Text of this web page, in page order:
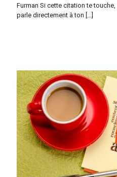
Furman Si cette citation te touche,
parle directement à ton